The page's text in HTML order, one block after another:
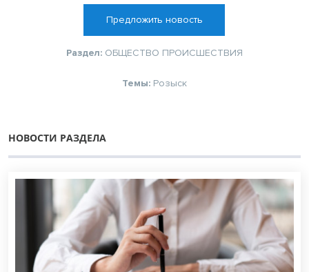
Предложить новость
Раздел: ОБЩЕСТВО ПРОИСШЕСТВИЯ
Темы: Розыск
НОВОСТИ РАЗДЕЛА